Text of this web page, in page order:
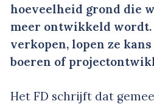
hoeveelheid grond die
meer ontwikkeld
verkopen, lopen ze
boeren of
Het FD schrijft dat